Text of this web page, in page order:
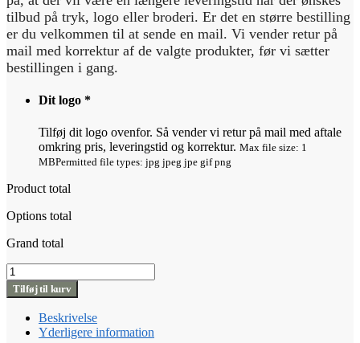
tilbud på tryk, logo eller broderi. Er det en større bestilling
er du velkommen til at sende en mail. Vi vender retur på
mail med korrektur af de valgte produkter, før vi sætter
bestillingen i gang.
Dit logo *
Tilføj dit logo ovenfor. Så vender vi retur på mail med aftale
omkring pris, leveringstid og korrektur. Max file size: 1
MBPermitted file types: jpg jpeg jpe gif png
Product total
Options total
Grand total
UM
Full
Zip
Hoodie
(OCS-
Tilføj til kurv
Beskrivelse
Yderligere information